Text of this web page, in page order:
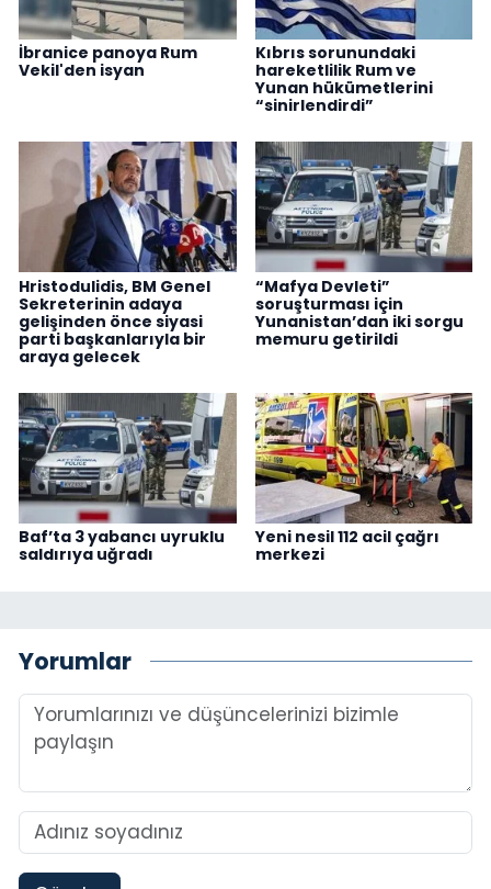
İbranice panoya Rum
Vekil'den isyan
Kıbrıs sorunundaki
hareketlilik Rum ve
Yunan hükümetlerini
“sinirlendirdi”
Hristodulidis, BM Genel
Sekreterinin adaya
gelişinden önce siyasi
parti başkanlarıyla bir
araya gelecek
“Mafya Devleti”
soruşturması için
Yunanistan’dan iki sorgu
memuru getirildi
Baf’ta 3 yabancı uyruklu
saldırıya uğradı
Yeni nesil 112 acil çağrı
merkezi
Yorumlar